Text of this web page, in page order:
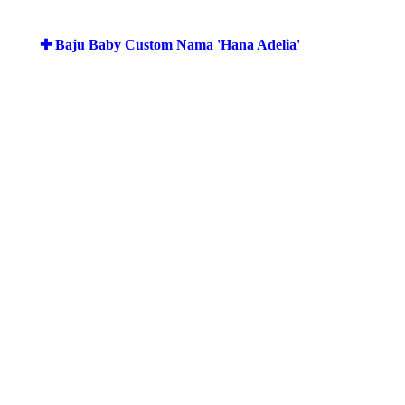
✚ Baju Baby Custom Nama 'Hana Adelia'